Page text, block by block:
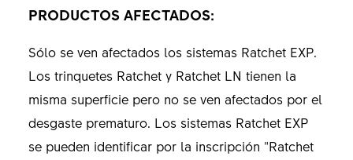
PRODUCTOS AFECTADOS:
Sólo se ven afectados los sistemas Ratchet EXP.
Los trinquetes Ratchet y Ratchet LN tienen la
misma superficie pero no se ven afectados por el
desgaste prematuro. Los sistemas Ratchet EXP
se pueden identificar por la inscripción "Ratchet